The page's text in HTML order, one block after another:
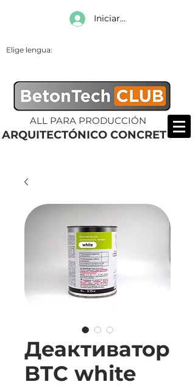
Iniciar sesión
Elige lengua:
ARQUITECTÓNICO CONCRETO
ALL PARA PRODUCCIÓN
Деактиватор
BTC white